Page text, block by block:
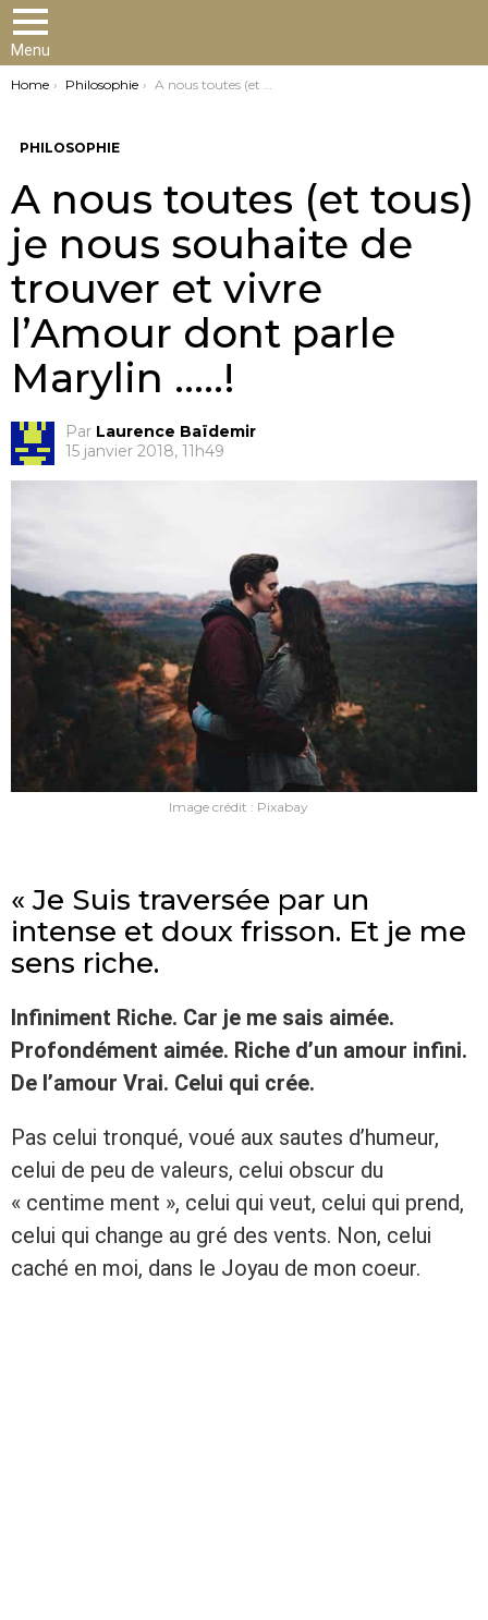
Menu
You are here:
Home Philosophie A nous toutes (et tous) je nous souhaite de trouver et vivre l’Amour dont parle Marylin …..!
PHILOSOPHIE
A nous toutes (et tous)
je nous souhaite de
trouver et vivre
l’Amour dont parle
Marylin …..!
Par Laurence Baïdemir
15 janvier 2018, 11h49
Image crédit : Pixabay
« Je Suis traversée par un
intense et doux frisson. Et je me
sens riche.
Infiniment Riche. Car je me sais aimée.
Profondément aimée. Riche d’un amour infini.
De l’amour Vrai. Celui qui crée.
Pas celui tronqué, voué aux sautes d’humeur,
celui de peu de valeurs, celui obscur du
« centime ment », celui qui veut, celui qui prend,
celui qui change au gré des vents. Non, celui
caché en moi, dans le Joyau de mon coeur.